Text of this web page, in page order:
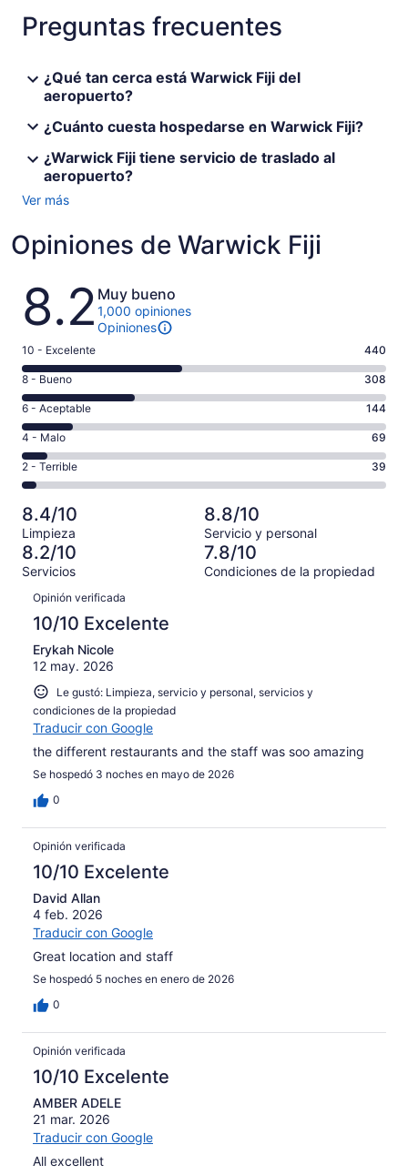
Preguntas frecuentes
¿Qué tan cerca está Warwick Fiji del
aeropuerto?
¿Cuánto cuesta hospedarse en Warwick Fiji?
¿Warwick Fiji tiene servicio de traslado al
aeropuerto?
Ver más
Opiniones de Warwick Fiji
Opiniones
8.2 Muy bueno
1,000 opiniones
Opiniones
Puntuación
de
10,
es
decir,
Excelente.
Basada
en
de
1000
opiniones
10 - Excelente 440
Puntuación
de
8,
es
decir,
Bueno.
Basada
en
308
de
1000
opiniones
8 - Bueno 308
Puntuación
de
6,
es
decir,
Basada
en
144
de
1000
opiniones
6 - Aceptable 144
Puntuación
de
4,
es
decir,
Malo.
Basada
en
de
1000
opiniones
4 - Malo 69
Puntuación
de
2,
es
decir,
Terrible.
Basada
en
39
de
1000
opiniones
2 - Terrible 39
8.4/10
Limpieza
8.8/10
Servicio y personal
8.2/10
Servicios
7.8/10
Condiciones de la propiedad
Opiniones
Opinión verificada
10/10 Excelente
Erykah Nicole
12 may. 2026
Le gustó: Limpieza, servicio y personal, servicios y
condiciones de la propiedad
Traducir con Google
the different restaurants and the staff was soo amazing
Se hospedó 3 noches en mayo de 2026
0
Opinión verificada
10/10 Excelente
David Allan
4 feb. 2026
Traducir con Google
Great location and staff
Se hospedó 5 noches en enero de 2026
0
Opinión verificada
10/10 Excelente
AMBER ADELE
21 mar. 2026
Traducir con Google
All excellent